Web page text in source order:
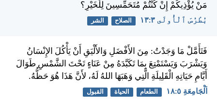
مَنْ يُؤْذِيكُمْ إِنْ كُنْتُمْ مُتَحَمِّسِينَ لِلْخَيْرِ؟
بُطْرُسَ ٱلْأُولَى ٣:‏١٣ الصلاح الشر
فَتَأَمَّلْ مَا وَجَدْتُ: مِنَ الأَفْضَلِ وَالأَلْيَقِ أَنْ يَأْكُلَ الإِنْسَانُ
وَيَشْرَبَ وَيَسْتَمْتِعَ بِمَا تَكَبَّدَهُ مِنْ عَنَاءٍ تَحْتَ الشَّمْسِ طَوَالَ
أَيَّامِ حَيَاتِهِ الْقَلِيلَةِ الَّتِي وَهَبَهَا اللهُ لَهُ، لأَنَّ هَذَا هُوَ حَظُّهُ.
اَلْجَامِعَةِ ٥:‏١٨ الطعام الحياة القبول